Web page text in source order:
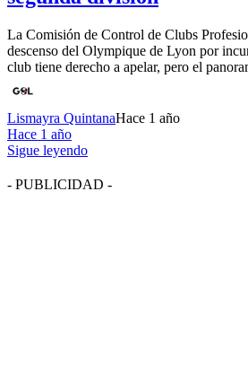
La Comisión de Control de Clubs
descenso del Olympique de Lyon por
club tiene derecho a apelar, pero el
Lismayra QuintanaHace 1 año
Hace 1 año
Sigue leyendo
- PUBLICIDAD -